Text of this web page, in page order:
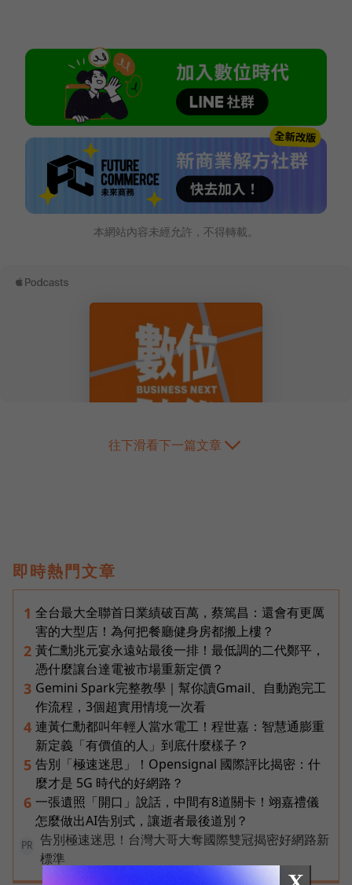
本網站內容未經允許，不得轉載。
往下滑看下一篇文章
即時熱門文章
1 全台最大全聯首日業績破百萬，蔡篤昌：還會有更厲
害的大型店！為何把餐廳健身房都搬上樓？
2 黃仁勳兆元宴永遠站最後一排！最低調的二代鄭平，
憑什麼讓台達電被市場重新定價？
3 Gemini Spark完整教學｜幫你讀Gmail、自動跑完工
作流程，3個超實用情境一次看
4 連黃仁勳都叫年輕人當水電工！程世嘉：智慧通膨重
新定義「有價值的人」到底什麼樣子？
5 告別「極速迷思」！Opensignal 國際評比揭密：什
麼才是 5G 時代的好網路？
6 一張遺照「開口」說話，中間有8道關卡！翊嘉禮儀
怎麼做出AI告別式，讓逝者最後道別？
PR
告別極速迷思！台灣大哥大奪國際雙冠揭密好網路新
標準